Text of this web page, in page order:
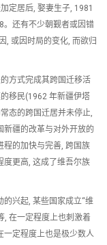
定居后, 娶妻生子, 1981
。还有不少朝觐者或因错
, 或因时局的变化, 而欲归
方式完成其跨国迁移活
移民(1962 年新疆伊塔
态的跨国迁居并未停止,
新疆的改革与对外开放的
程的加快与完善, 跨国族
度更高, 这成了维吾尔族
兴起, 某些国家成立“维
, 在一定程度上也刺激着
一定程度上也是极少数人